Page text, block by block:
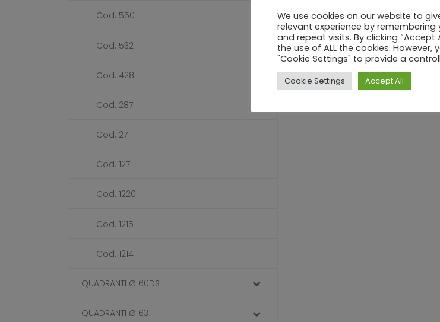
Cod. 550
Cod. 532
Cod. 428
Cod. 287
Cod. 27
Cod. 127
Cod. 1220
Cod. 1215
Cod. 1214
QUADRANTI Ø 60DS
QUADRANTI Ø 63
We use cookies on our website to
relevant experience by remembering
and repeat visits. By clicking “Accept
the use of ALL the cookies. However,
"Cookie Settings" to provide a
Cookie Settings Accept All